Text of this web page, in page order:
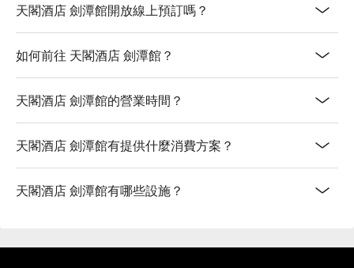
天閣酒店 劍潭館開放線上預訂嗎？
如何前往 天閣酒店 劍潭館？
天閣酒店 劍潭館的營業時間？
天閣酒店 劍潭館有提供什麼消費方案？
天閣酒店 劍潭館有哪些設施？